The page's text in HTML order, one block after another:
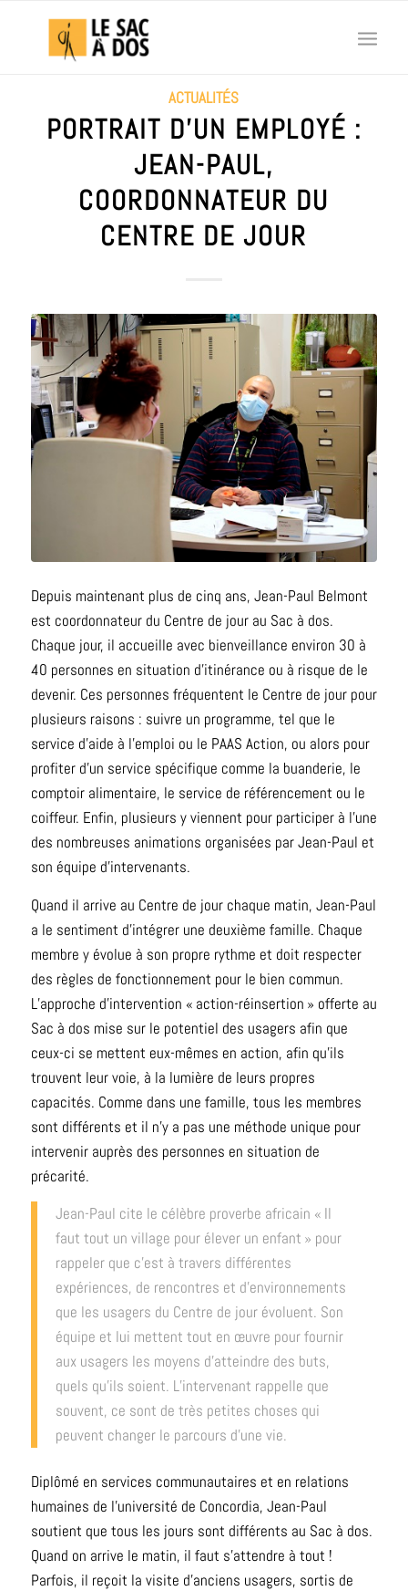
ACTUALITÉS
PORTRAIT D’UN EMPLOYÉ :
JEAN-PAUL,
COORDONNATEUR DU
CENTRE DE JOUR
Depuis maintenant plus de cinq ans, Jean-Paul Belmont
est coordonnateur du Centre de jour au Sac à dos.
Chaque jour, il accueille avec bienveillance environ 30 à
40 personnes en situation d’itinérance ou à risque de le
devenir. Ces personnes fréquentent le Centre de jour pour
plusieurs raisons : suivre un programme, tel que le
service d’aide à l’emploi ou le PAAS Action, ou alors pour
profiter d’un service spécifique comme la buanderie, le
comptoir alimentaire, le service de référencement ou le
coiffeur. Enfin, plusieurs y viennent pour participer à l’une
des nombreuses animations organisées par Jean-Paul et
son équipe d’intervenants.
Quand il arrive au Centre de jour chaque matin, Jean-Paul
a le sentiment d’intégrer une deuxième famille. Chaque
membre y évolue à son propre rythme et doit respecter
des règles de fonctionnement pour le bien commun.
L’approche d’intervention « action-réinsertion » offerte au
Sac à dos mise sur le potentiel des usagers afin que
ceux-ci se mettent eux-mêmes en action, afin qu’ils
trouvent leur voie, à la lumière de leurs propres
capacités. Comme dans une famille, tous les membres
sont différents et il n’y a pas une méthode unique pour
intervenir auprès des personnes en situation de
précarité.
Jean-Paul cite le célèbre proverbe africain « Il
faut tout un village pour élever un enfant » pour
rappeler que c’est à travers différentes
expériences, de rencontres et d’environnements
que les usagers du Centre de jour évoluent. Son
équipe et lui mettent tout en œuvre pour fournir
aux usagers les moyens d’atteindre des buts,
quels qu’ils soient. L’intervenant rappelle que
souvent, ce sont de très petites choses qui
peuvent changer le parcours d’une vie.
Diplômé en services communautaires et en relations
humaines de l’université de Concordia, Jean-Paul
soutient que tous les jours sont différents au Sac à dos.
Quand on arrive le matin, il faut s’attendre à tout !
Parfois, il reçoit la visite d’anciens usagers, sortis de